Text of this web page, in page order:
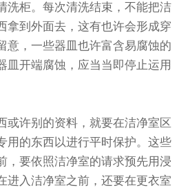
洗柜。每次清洗结束，不能把洁
拿到外面去，这有也许会形成穿
意，一些器皿也许富含易腐蚀的
皿开端腐蚀，应当当即停止运用
或许别的资料，就要在洁净室区
用的东西以进行平时保护。这些
，要依照洁净室的请求预先用浸
进入洁净室之前，还要在更衣室